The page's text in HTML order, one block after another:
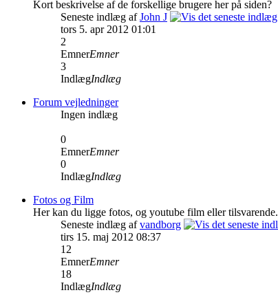
Kort beskrivelse af de forskellige brugere her på siden?
Seneste indlæg afJohn J
tors 5. apr 2012 01:01
2
EmnerEmner
3
IndlægIndlæg
Forum vejledninger
Ingen indlæg
0
EmnerEmner
0
IndlægIndlæg
Fotos og Film
Her kan du ligge fotos, og youtube film eller tilsvarende.
Seneste indlæg afvandborg
tirs 15. maj 2012 08:37
12
EmnerEmner
18
IndlægIndlæg